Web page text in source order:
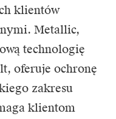
klientów
Metallic,
technologię
oferuje ochronę
zakresu
klientom